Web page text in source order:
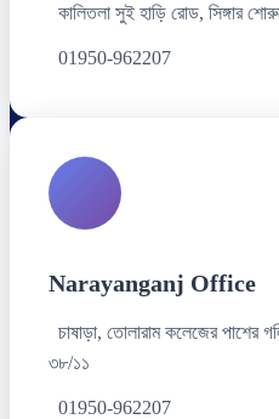
কালিতলা সুই হাড়ি রোড, সিঙ্গার
01950-962207
Narayanganj Office
চাষাড়া, তোলারাম কলেজের পাশের
৩৮/১১
01950-962207